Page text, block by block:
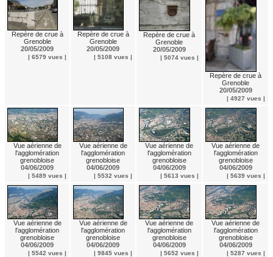
Repère de crue à
Grenoble
20/05/2009
| 6579 vues |
Repère de crue à
Grenoble
20/05/2009
| 5108 vues |
Repère de crue à
Grenoble
20/05/2009
| 5074 vues |
Repère de crue à
Grenoble
20/05/2009
| 4927 vues |
Vue aérienne de
l'agglomération
grenobloise
04/06/2009
| 5489 vues |
Vue aérienne de
l'agglomération
grenobloise
04/06/2009
| 5532 vues |
Vue aérienne de
l'agglomération
grenobloise
04/06/2009
| 5613 vues |
Vue aérienne de
l'agglomération
grenobloise
04/06/2009
| 5639 vues |
Vue aérienne de
l'agglomération
grenobloise
04/06/2009
| 5542 vues |
Vue aérienne de
l'agglomération
grenobloise
04/06/2009
| 9845 vues |
Vue aérienne de
l'agglomération
grenobloise
04/06/2009
| 5652 vues |
Vue aérienne de
l'agglomération
grenobloise
04/06/2009
| 5287 vues |